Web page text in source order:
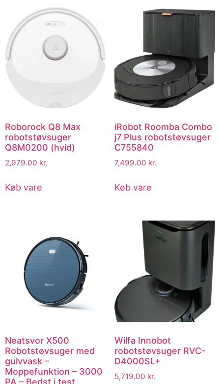
Roborock Q8 Max
robotstøvsuger
Q8M0200 (hvid)
2,979.00 kr.
Køb vare
iRobot Roomba Combo
j7 Plus robotstøvsuger
C755840
7,499.00 kr.
Køb vare
Neatsvor X500
Robotstøvsuger med
gulvvask –
Moppefunktion – 3000
PA – Bedst i test
Wilfa Innobot
robotstøvsuger RVC-
D4000SL+
5,719.00 kr.